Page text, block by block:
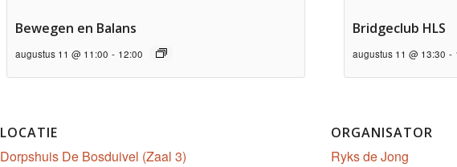
Bewegen en Balans
augustus 11 @ 11:00 - 12:00
Bridgeclub HLS
augustus 11 @ 13:30 -
LOCATIE
Dorpshuis De Bosduivel (Zaal 3)
ORGANISATOR
Ryks de Jong